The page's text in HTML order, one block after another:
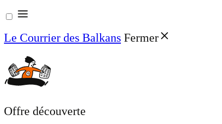
Aller
au
contenu
Le Courrier des Balkans Fermer
Offre découverte